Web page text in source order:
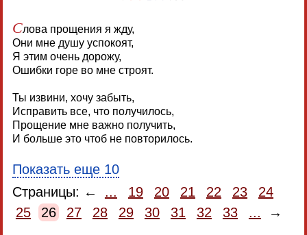
Слова прощения я жду,
Они мне душу успокоят,
Я этим очень дорожу,
Ошибки горе во мне строят.
Ты извини, хочу забыть,
Исправить все, что получилось,
Прощение мне важно получить,
И больше это чтоб не повторилось.
Показать еще 10
Страницы: ←
... 19 20 21 22 23
24
25
26 27 28 29 30 31 32 33 ... →